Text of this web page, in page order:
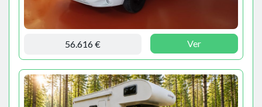
56.616 € Ver